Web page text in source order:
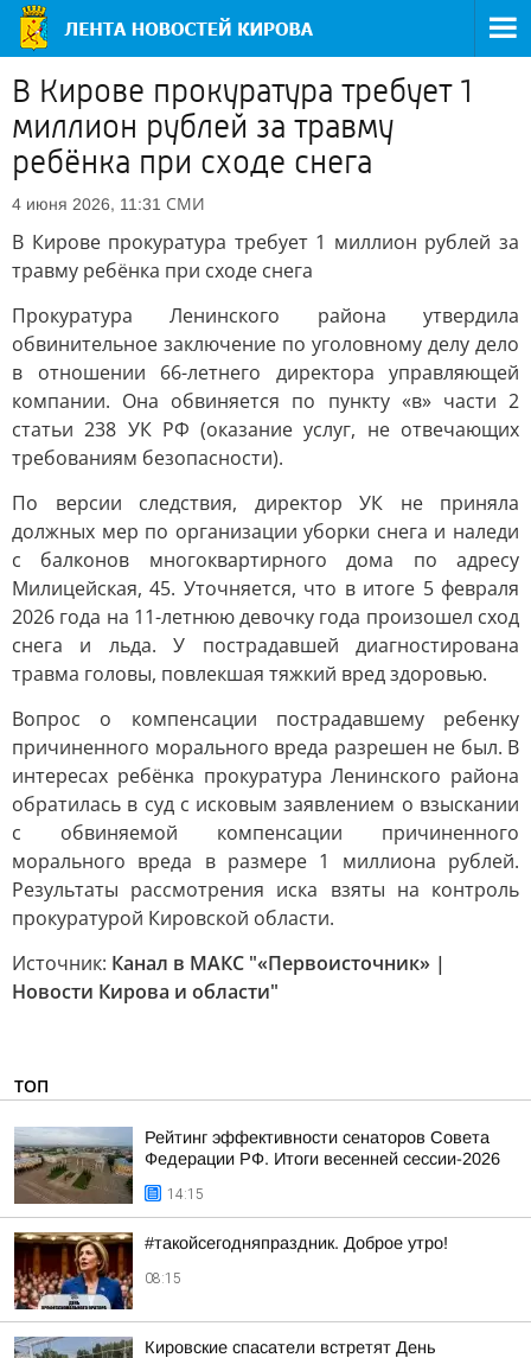
В Кирове прокуратура требует 1
миллион рублей за травму
ребёнка при сходе снега
4 июня 2026, 11:31 СМИ
В Кирове прокуратура требует 1 миллион рублей за
травму ребёнка при сходе снега
Прокуратура Ленинского района утвердила
обвинительное заключение по уголовному делу дело
в отношении 66-летнего директора управляющей
компании. Она обвиняется по пункту «в» части 2
статьи 238 УК РФ (оказание услуг, не отвечающих
требованиям безопасности).
По версии следствия, директор УК не приняла
должных мер по организации уборки снега и наледи
с балконов многоквартирного дома по адресу
Милицейская, 45. Уточняется, что в итоге 5 февраля
2026 года на 11-летнюю девочку года произошел сход
снега и льда. У пострадавшей диагностирована
травма головы, повлекшая тяжкий вред здоровью.
Вопрос о компенсации пострадавшему ребенку
причиненного морального вреда разрешен не был. В
интересах ребёнка прокуратура Ленинского района
обратилась в суд с исковым заявлением о взыскании
с обвиняемой компенсации причиненного
морального вреда в размере 1 миллиона рублей.
Результаты рассмотрения иска взяты на контроль
прокуратурой Кировской области.
Источник: Канал в МАКС "«Первоисточник» |
Новости Кирова и области"
ТОП
Рейтинг эффективности сенаторов Совета
Федерации РФ. Итоги весенней сессии-2026
14:15
#такойсегодняпраздник. Доброе утро!
08:15
Кировские спасатели встретят День